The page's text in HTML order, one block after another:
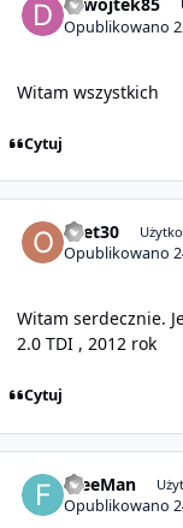
dzwojtek85
Opublikowano
Witam wszystkich
Cytuj
ocet30
Opublikowano
Witam serdecznie.
2.0 TDI , 2012 rok
Cytuj
FreeMan
Opublikowano